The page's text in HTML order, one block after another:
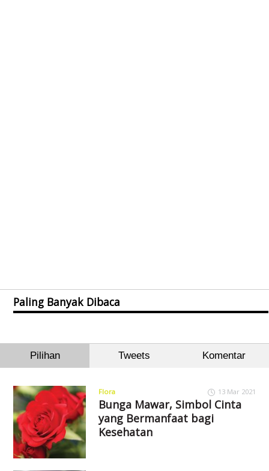
Paling Banyak Dibaca
Pilihan Tweets Komentar
Flora 13 Mar 2021
Bunga Mawar, Simbol Cinta
yang Bermanfaat bagi
Kesehatan